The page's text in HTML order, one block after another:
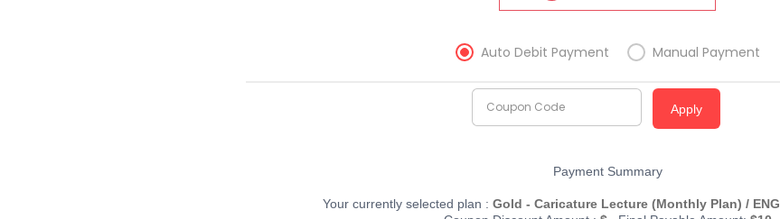
Auto Debit Payment Manual Payment
Coupon Code Apply
Payment Summary
Your currently selected plan : Gold - Caricature Lecture (Monthly Plan) / ENG